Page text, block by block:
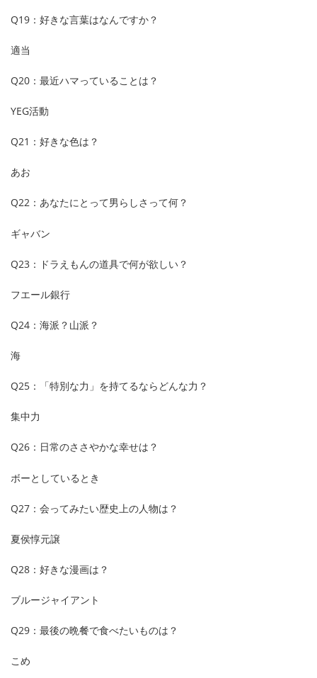
Q19：好きな言葉はなんですか？
適当
Q20：最近ハマっていることは？
YEG活動
Q21：好きな色は？
あお
Q22：あなたにとって男らしさって何？
ギャバン
Q23：ドラえもんの道具で何が欲しい？
フエール銀行
Q24：海派？山派？
海
Q25：「特別な力」を持てるならどんな力？
集中力
Q26：日常のささやかな幸せは？
ボーとしているとき
Q27：会ってみたい歴史上の人物は？
夏侯惇元譲
Q28：好きな漫画は？
ブルージャイアント
Q29：最後の晩餐で食べたいものは？
こめ